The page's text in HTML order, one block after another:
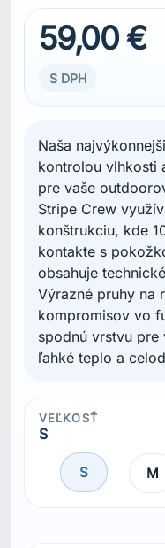
59,00 €
S DPH
Naša
kontrolou vlhkosti
pre vaše
Stripe Crew
konštrukciu, kde
kontakte s
obsahuje
Výrazné pruhy na
kompromisov vo
spodnú vrstvu pre
ľahké teplo a
VEĽKOSŤ
S
S M